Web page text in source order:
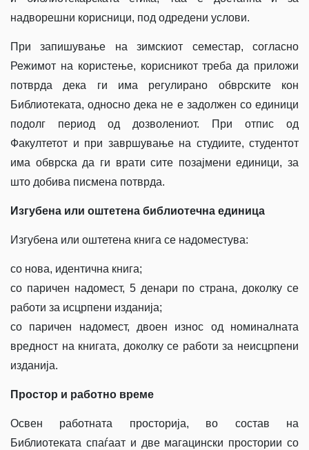
надворешни корисници, под одредени услови.
При запишување на зимскиот семестар, согласно
Режимот на користење, корисникот треба да приложи
потврда дека ги има регулирано обврските кон
Библиотеката, односно дека не е задолжен со единици
подолг период од дозволениот. При отпис од
Факултетот и при завршување на студиите, студентот
има обврска да ги врати сите позајмени единици, за
што добива писмена потврда.
Изгубена или оштетена библиотечна единица
Изгубена или оштетена книга се надоместува:
со нова, идентична книга;
со паричен надомест, 5 денари по страна, доколку се
работи за исцрпени изданија;
со паричен надомест, двоен износ од номиналната
вредност на книгата, доколку се работи за неисцрпени
изданија.
Простор и работно време
Освен работната просторија, во состав на
Библиотеката спаѓаат и две магацински простории со